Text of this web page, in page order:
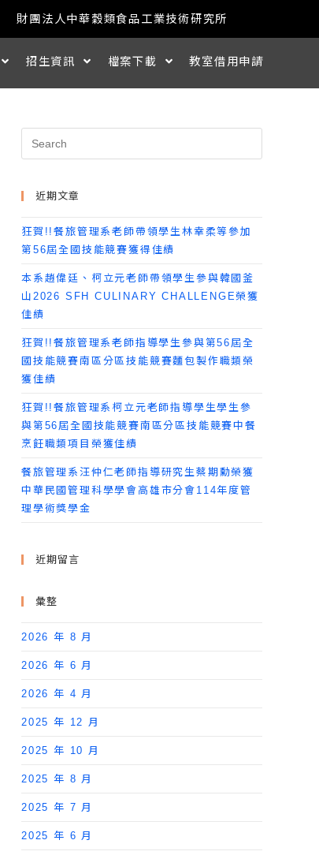
財團法人中華穀類食品工業技術研究所
招生資訊 檔案下載 教室借用申請
近期文章
狂賀!!餐旅管理系老師帶領學生林幸柔等參加
第56屆全國技能競賽獲得佳績
本系趙偉廷、柯立元老師帶領學生參與韓國釜
山2026 SFH CULINARY CHALLENGE榮獲
佳績
狂賀!!餐旅管理系老師指導學生參與第56屆全
國技能競賽南區分區技能競賽麵包製作職類榮
獲佳績
狂賀!!餐旅管理系柯立元老師指導學生學生參
與第56屆全國技能競賽南區分區技能競賽中餐
烹飪職類項目榮獲佳績
餐旅管理系汪仲仁老師指導研究生蔡期勳榮獲
中華民國管理科學學會高雄市分會114年度管
理學術獎學金
近期留言
彙整
2026 年 8 月
2026 年 6 月
2026 年 4 月
2025 年 12 月
2025 年 10 月
2025 年 8 月
2025 年 7 月
2025 年 6 月